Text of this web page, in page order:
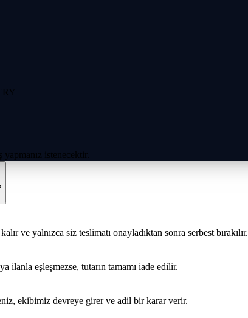
TRY
istenecektir.
ve yalnızca siz teslimatı onayladıktan sonra serbest bırakılır.
ilanla eşleşmezse, tutarın tamamı iade edilir.
ekibimiz devreye girer ve adil bir karar verir.